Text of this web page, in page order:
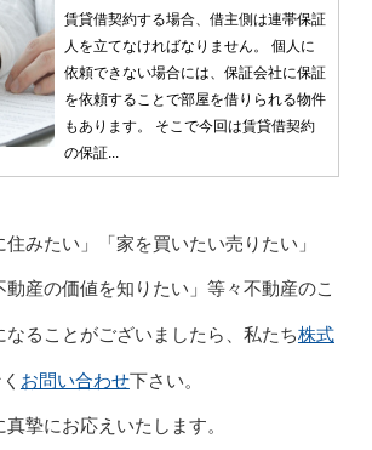
賃貸借契約する場合、借主側は連帯保証
人を立てなければなりません。 個人に
依頼できない場合には、保証会社に保証
を依頼することで部屋を借りられる物件
もあります。 そこで今回は賃貸借契約
の保証...
住みたい」「家を買いたい売りたい」
動産の価値を知りたい」等々不動産のこ
なることがございましたら、私たち株式
お問い合わせ下さい。
摯にお応えいたします。